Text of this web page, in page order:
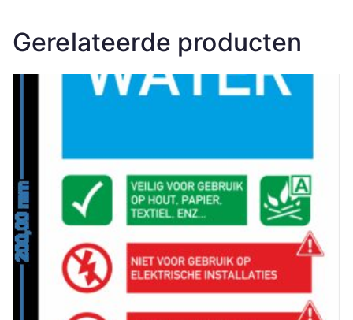
Gerelateerde producten